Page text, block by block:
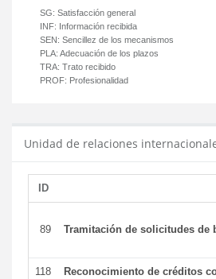
SG: Satisfacción general
INF: Información recibida
SEN: Sencillez de los mecanismos
PLA: Adecuación de los plazos
TRA: Trato recibido
PROF: Profesionalidad
Unidad de relaciones
ID
89 Tramitación de solicitudes de
118 Reconocimiento de créditos